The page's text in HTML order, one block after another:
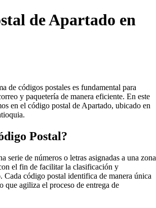
de Apartado en
de códigos postales es fundamental para
y paquetería de manera eficiente. En este
en el código postal de Apartado, ubicado en
Postal?
serie de números o letras asignadas a una zona
el fin de facilitar la clasificación y
Cada código postal identifica de manera única
que agiliza el proceso de entrega de